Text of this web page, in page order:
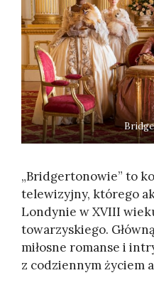
„Bridgertonowie” to
telewizyjny, którego
Londynie w XVIII
towarzyskiego.
miłosne romanse i
z codziennym życiem